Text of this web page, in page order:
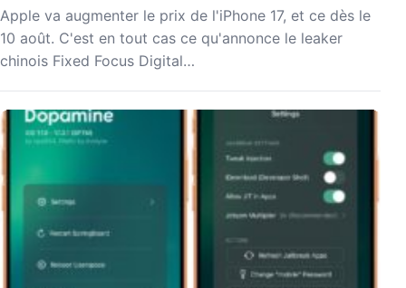
Apple va augmenter le prix de l'iPhone 17, et ce dès le
10 août. C'est en tout cas ce qu'annonce le leaker
chinois Fixed Focus Digital…